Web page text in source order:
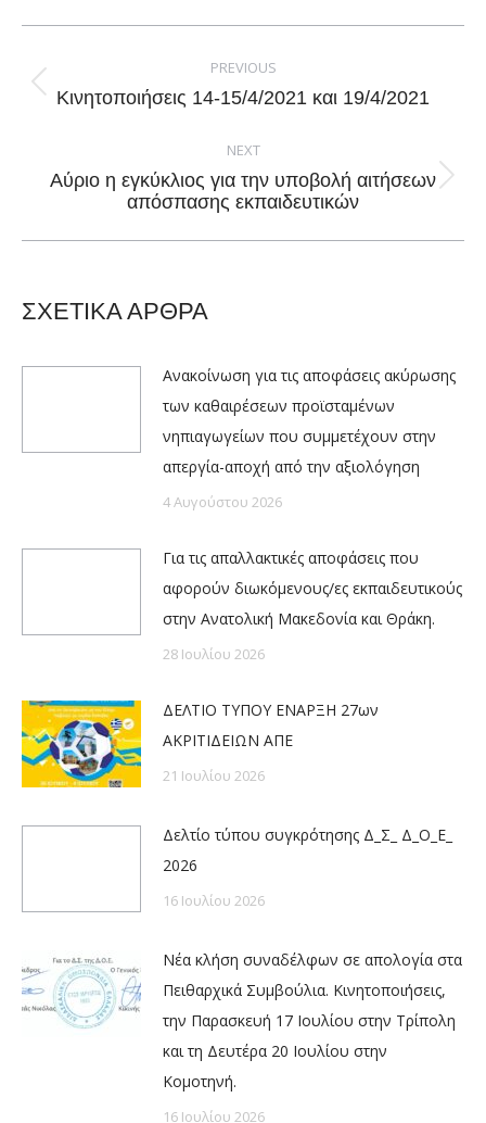
Facebook
X
PinterestLinkedIn
navigation
PREVIOUS
Previous
Κινητοποιήσεις 14-15/4/2021 και 19/4/2021
NEXT
Next
Αύριο η εγκύκλιος για την υποβολή αιτήσεων
απόσπασης εκπαιδευτικών
ΣΧΕΤΙΚΑ ΑΡΘΡΑ
Ανακοίνωση για τις αποφάσεις ακύρωσης
των καθαιρέσεων προϊσταμένων
νηπιαγωγείων που συμμετέχουν στην
απεργία-αποχή από την αξιολόγηση
4 Αυγούστου 2026
Για τις απαλλακτικές αποφάσεις που
αφορούν διωκόμενους/ες εκπαιδευτικούς
στην Ανατολική Μακεδονία και Θράκη.
28 Ιουλίου 2026
ΔΕΛΤΙΟ ΤΥΠΟΥ ΕΝΑΡΞΗ 27ων
ΑΚΡΙΤΙΔΕΙΩΝ ΑΠΕ
21 Ιουλίου 2026
Δελτίο τύπου συγκρότησης Δ_Σ_ Δ_Ο_Ε_
2026
16 Ιουλίου 2026
Νέα κλήση συναδέλφων σε απολογία στα
Πειθαρχικά Συμβούλια. Κινητοποιήσεις,
την Παρασκευή 17 Ιουλίου στην Τρίπολη
και τη Δευτέρα 20 Ιουλίου στην
Κομοτηνή.
16 Ιουλίου 2026